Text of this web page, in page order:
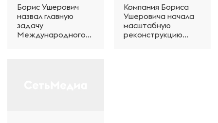
Борис Ушерович
назвал главную
задачу
Международного
Компания Бориса
Ушеровича начала
масштабную
реконструкцию